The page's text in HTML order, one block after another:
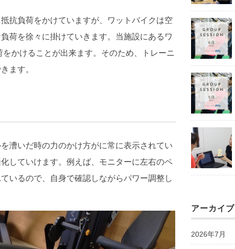
抗負荷をかけていますが、ワットバイクは空
荷を徐々に掛けていきます。当施設にあるワ
かけることが出来ます。そのため、トレーニ
ます。
漕いだ時の力のかけ方がに常に表示されてい
していけます。例えば、モニターに左右のペ
いるので、自身で確認しながらパワー調整し
アーカイブ
2026年7月